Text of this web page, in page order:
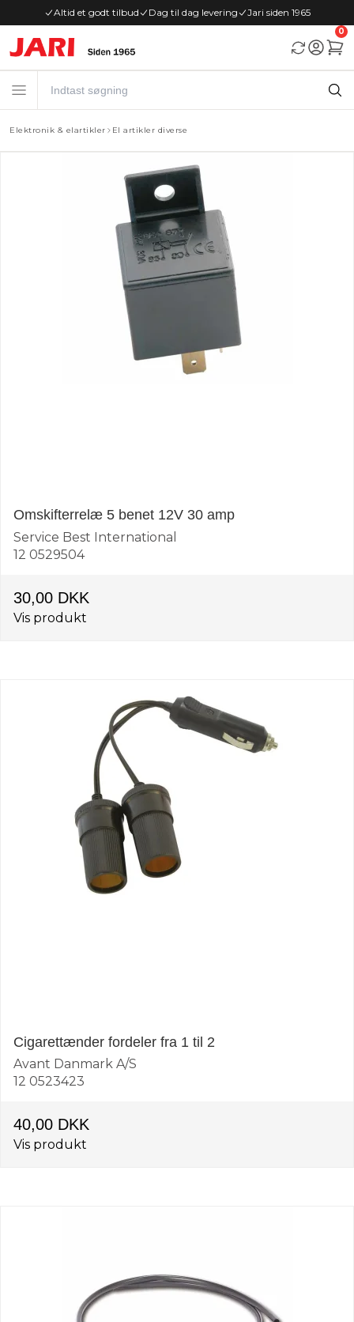
Altid et godt tilbud Dag til dag levering Jari siden 1965
0
Elektronik & elartikler El artikler diverse
Omskifterrelæ 5 benet 12V 30 amp
Service Best International
12 0529504
30,00 DKK
Vis produkt
Cigarettænder fordeler fra 1 til 2
Avant Danmark A/S
12 0523423
40,00 DKK
Vis produkt